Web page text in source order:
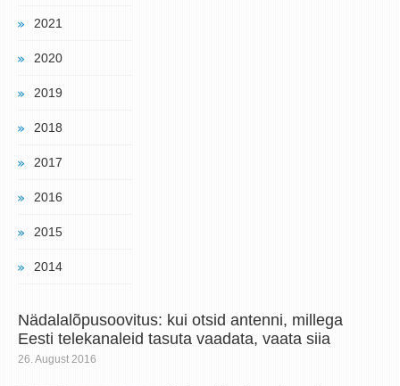
2021
2020
2019
2018
2017
2016
2015
2014
Nädalalõpusoovitus: kui otsid antenni, millega
Eesti telekanaleid tasuta vaadata, vaata siia
26. August 2016